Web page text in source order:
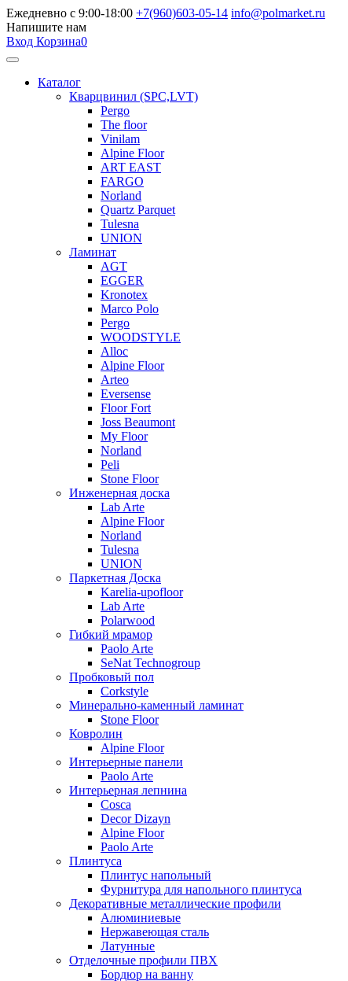
Ежедневно с 9:00-18:00 +7(960)603-05-14 info@polmarket.ru
Напишите нам
Вход Корзина0
Каталог
Кварцвинил (SPC,LVT)
Pergo
The floor
Vinilam
Alpine Floor
ART EAST
FARGO
Norland
Quartz Parquet
Tulesna
UNION
Ламинат
AGT
EGGER
Kronotex
Marco Polo
Pergo
WOODSTYLE
Alloc
Alpine Floor
Arteo
Eversense
Floor Fort
Joss Beaumont
My Floor
Norland
Peli
Stone Floor
Инженерная доска
Lab Arte
Alpine Floor
Norland
Tulesna
UNION
Паркетная Доска
Karelia-upofloor
Lab Arte
Polarwood
Гибкий мрамор
Paolo Arte
SeNat Technogroup
Пробковый пол
Corkstyle
Минерально-каменный ламинат
Stone Floor
Ковролин
Alpine Floor
Интерьерные панели
Paolo Arte
Интерьерная лепнина
Cosca
Decor Dizayn
Alpine Floor
Paolo Arte
Плинтуса
Плинтус напольный
Фурнитура для напольного плинтуса
Декоративные металлические профили
Алюминиевые
Нержавеющая сталь
Латунные
Отделочные профили ПВХ
Бордюр на ванну